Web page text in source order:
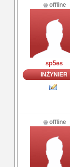
offline
sp5es
INŻYNIER
offline